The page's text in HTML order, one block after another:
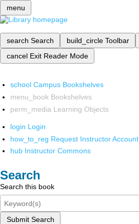
menu
search Search build_circle Toolbar
cancel Exit Reader Mode
school Campus Bookshelves
menu_book Bookshelves
perm_media Learning Objects
login Login
how_to_reg Request Instructor Account
hub Instructor Commons
Search
Search this book
Submit Search